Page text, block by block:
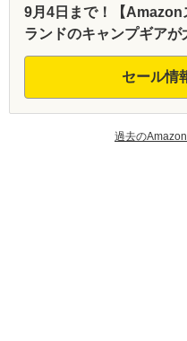
9月4日まで！【Amazon
ランドのキャンプギアが
セール情
過去の